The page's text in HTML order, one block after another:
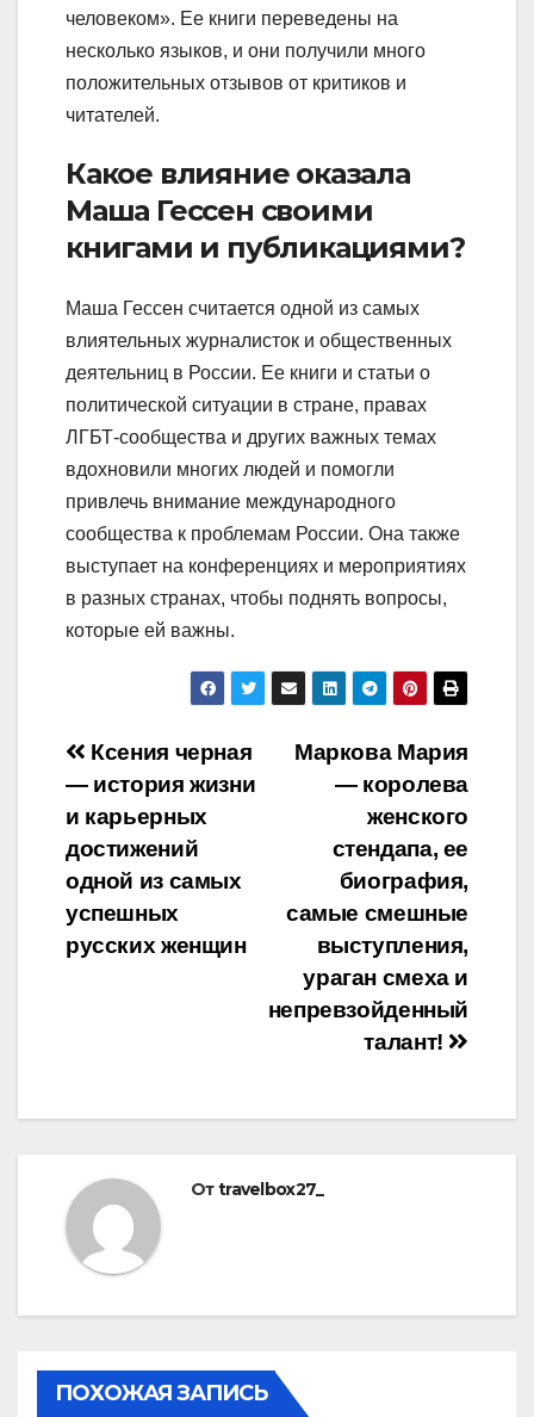
человеком». Ее книги переведены на
несколько языков, и они получили много
положительных отзывов от критиков и
читателей.
Какое влияние оказала
Маша Гессен своими
книгами и публикациями?
Маша Гессен считается одной из самых
влиятельных журналисток и общественных
деятельниц в России. Ее книги и статьи о
политической ситуации в стране, правах
ЛГБТ-сообщества и других важных темах
вдохновили многих людей и помогли
привлечь внимание международного
сообщества к проблемам России. Она также
выступает на конференциях и мероприятиях
в разных странах, чтобы поднять вопросы,
которые ей важны.
Навигация
по
записям
Маркова Мария
— королева
женского
стендапа, ее
биография,
самые смешные
выступления,
ураган смеха и
непревзойденный
талант!
Ксения черная
— история жизни
и карьерных
достижений
одной из самых
успешных
русских женщин
Отtravelbox27_
ПОХОЖАЯ ЗАПИСЬ